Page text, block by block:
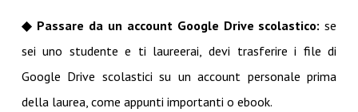
◆ Passare da un account Google Drive scolastico:se
sei uno studente e ti laureerai, devi trasferire i file di
Google Drive scolastici su un account personale prima
della laurea, come appunti importanti o ebook.